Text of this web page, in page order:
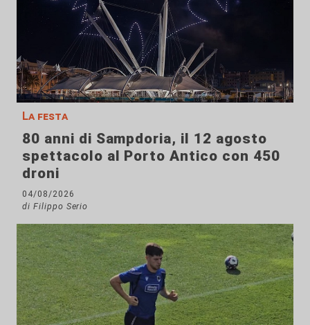
La festa
80 anni di Sampdoria, il 12 agosto
spettacolo al Porto Antico con 450
droni
04/08/2026
di Filippo Serio